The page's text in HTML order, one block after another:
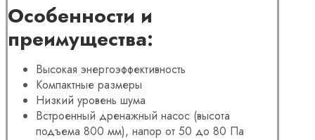
Особенности и
преимущества:
Высокая энергоэффективность
Компактные размеры
Низкий уровень шума
Встроенный дренажный насос (высота
подъема 800 мм), напор от 50 до 80 Па